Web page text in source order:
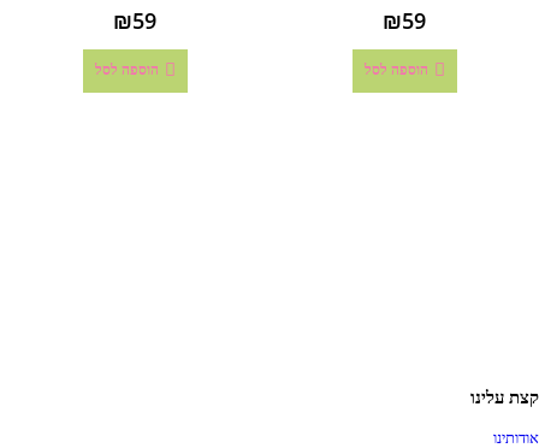
₪59
הוספה לסל
₪59
הוספה לסל
קצת עלינו
אודותינו